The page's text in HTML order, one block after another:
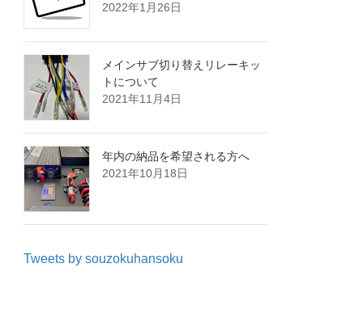
2022年1月26日
メインサブ切り替えリレーキッ
トについて
2021年11月4日
年内の納品を希望される方へ
2021年10月18日
Tweets by souzokuhansoku